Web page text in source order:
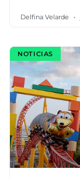
Delfina Velarde
NOTICIAS